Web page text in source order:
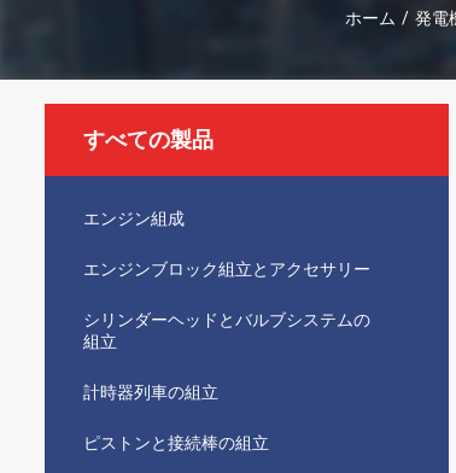
ホーム / 発電
すべての製品
エンジン組成
エンジンブロック組立とアクセサリー
シリンダーヘッドとバルブシステムの
組立
計時器列車の組立
ピストンと接続棒の組立